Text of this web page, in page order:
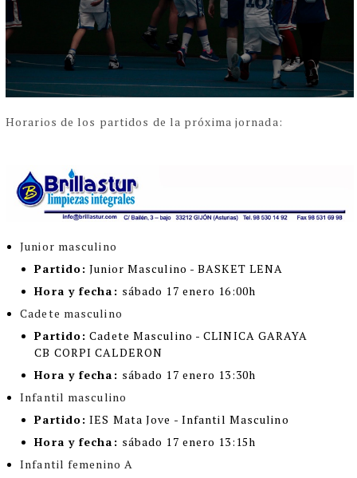
Horarios de los partidos de la próxima jornada:
Junior masculino
Partido: Junior Masculino -BASKET LENA
Hora y fecha: sábado 17 enero 16:00h
Cadete masculino
Partido: Cadete Masculino -CLINICA GARAYA
CB CORPI CALDERON
Hora y fecha: sábado 17 enero 13:30h
Infantil masculino
Partido: IES Mata Jove - Infantil Masculino
Hora y fecha: sábado 17 enero 13:15h
Infantil femenino A